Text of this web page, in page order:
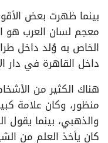
بينما ظهرت بعض
معجم لسان العرب هو
الخاص به وُلد داخل
داخل القاهرة في دار
هناك الكثير من
منظور، وكان علامة
والذهبي، بينما
كان يأخذ العلم من